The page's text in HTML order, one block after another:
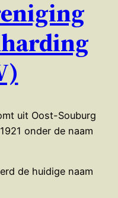
uit Oost-Souburg
onder de naam
de huidige naam